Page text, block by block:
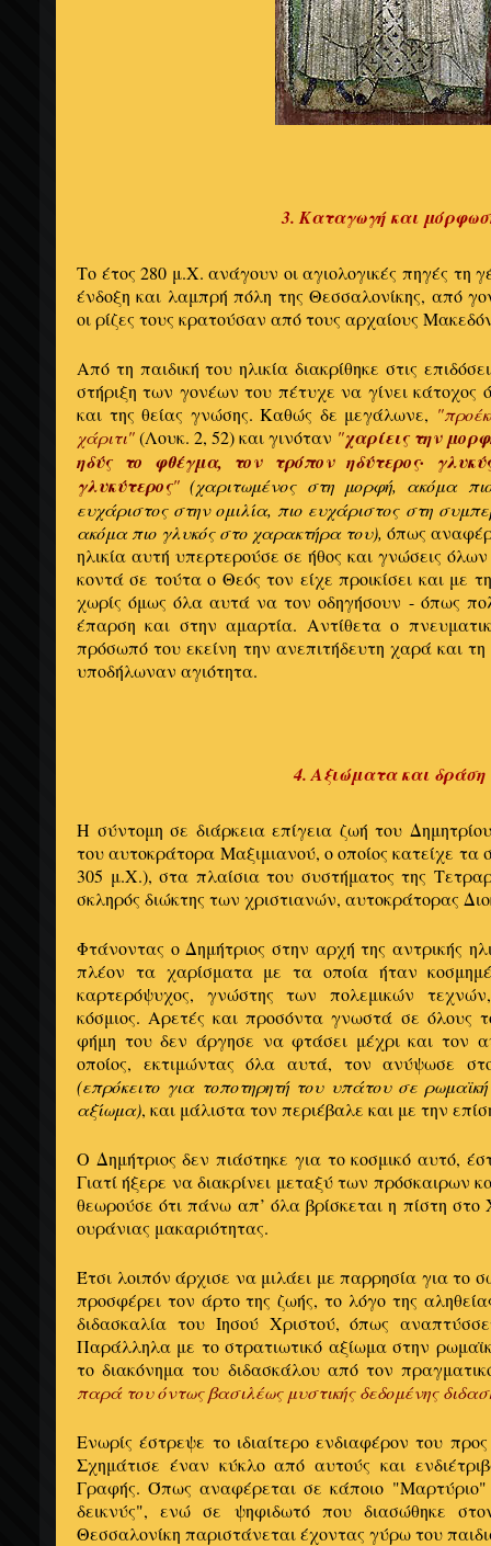
3. Καταγωγή και
Το έτος 280 μ.Χ. ανάγουν οι αγιολογικές πηγές τη
ένδοξη και λαμπρή πόλη της Θεσσαλονίκης, από
οι ρίζες τους κρατούσαν από τους αρχαίους
Από τη παιδική του ηλικία διακρίθηκε στις
στήριξη των γονέων του πέτυχε να γίνει κάτοχος
και της θείας γνώσης. Καθώς δε μεγάλωνε,
χάριτι"(Λουκ. 2, 52) και γινόταν "χαρίεις την
ηδύς το φθέγμα, τον τρόπον ηδύτερος·
γλυκύτερος" (χαριτωμένος στη μορφή, ακόμα
ευχάριστος στην ομιλία, πιο ευχάριστος στη
ακόμα πιο γλυκός στο χαρακτήρα του), όπως
ηλικία αυτή υπερτερούσε σε ήθος και γνώσεις
κοντά σε τούτα ο Θεός τον είχε προικίσει και με
χωρίς όμως όλα αυτά να τον οδηγήσουν - όπως
έπαρση και στην αμαρτία. Αντίθετα ο
πρόσωπό του εκείνη την ανεπιτήδευτη χαρά και
υποδήλωναν αγιότητα.
4. Αξιώματα και δράση
Η σύντομη σε διάρκεια επίγεια ζωή του
του αυτοκράτορα Μαξιμιανού, ο οποίος κατείχε
305 μ.Χ.), στα πλαίσια του συστήματος της
σκληρός διώκτης των χριστιανών, αυτοκράτορας
Φτάνοντας ο Δημήτριος στην αρχή της αντρικής
πλέον τα χαρίσματα με τα οποία ήταν
καρτερόψυχος, γνώστης των πολεμικών
κόσμιος. Αρετές και προσόντα γνωστά σε όλους
φήμη του δεν άργησε να φτάσει μέχρι και τον
οποίος, εκτιμώντας όλα αυτά, τον ανύψωσε
(επρόκειτο για τοποτηρητή του υπάτου σε
αξίωμα), και μάλιστα τον περιέβαλε και με την
Ο Δημήτριος δεν πιάστηκε για το κοσμικό αυτό,
Γιατί ήξερε να διακρίνει μεταξύ των πρόσκαιρων
θεωρούσε ότι πάνω απ’ όλα βρίσκεται η πίστη
ουράνιας μακαριότητας.
Έτσι λοιπόν άρχισε να μιλάει με παρρησία για το
προσφέρει τον άρτο της ζωής, το λόγο της
διδασκαλία του Ιησού Χριστού, όπως
Παράλληλα με το στρατιωτικό αξίωμα στην
το διακόνημα του διδασκάλου από τον
παρά του όντως βασιλέως μυστικής δεδομένης
Ενωρίς έστρεψε το ιδιαίτερο ενδιαφέρον του
Σχημάτισε έναν κύκλο από αυτούς και
Γραφής. Όπως αναφέρεται σε κάποιο
δεικνύς", ενώ σε ψηφιδωτό που διασώθηκε
Θεσσαλονίκη παριστάνεται έχοντας γύρω του